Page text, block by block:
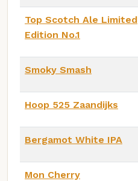
Top Scotch Ale Limited
Edition No.1
Smoky Smash
Hoop 525 Zaandijks
Bergamot White IPA
Mon Cherry